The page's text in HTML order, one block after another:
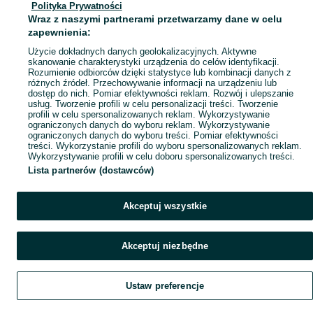
Mapa ministron
Popularne wyszukiwania
Szukaj Obserwujesz Dodaj Czat Konto
Polityka Prywatności
Wraz z naszymi partnerami przetwarzamy dane w celu
zapewnienia:
Użycie dokładnych danych geolokalizacyjnych. Aktywne
skanowanie charakterystyki urządzenia do celów identyfikacji.
Rozumienie odbiorców dzięki statystyce lub kombinacji danych z
różnych źródeł. Przechowywanie informacji na urządzeniu lub
dostęp do nich. Pomiar efektywności reklam. Rozwój i ulepszanie
usług. Tworzenie profili w celu personalizacji treści. Tworzenie
profili w celu spersonalizowanych reklam. Wykorzystywanie
ograniczonych danych do wyboru reklam. Wykorzystywanie
ograniczonych danych do wyboru treści. Pomiar efektywności
treści. Wykorzystanie profili do wyboru spersonalizowanych reklam.
Wykorzystywanie profili w celu doboru spersonalizowanych treści.
Lista partnerów (dostawców)
Akceptuj wszystkie
Akceptuj niezbędne
Ustaw preferencje